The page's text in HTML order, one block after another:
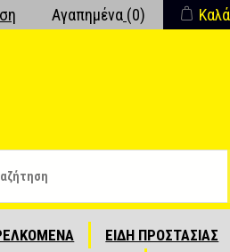
Αγαπημένα (0)
ΕΙΔΗ ΠΡΟΣΤΑΣΙΑΣ